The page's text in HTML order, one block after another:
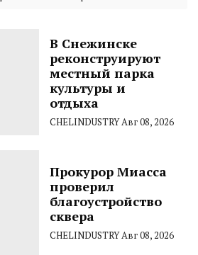
В Снежинске
реконструируют
местный парка
культуры и
отдыха
CHELINDUSTRYАвг 08, 2026
Прокурор Миасса
проверил
благоустройство
сквера
CHELINDUSTRYАвг 08, 2026